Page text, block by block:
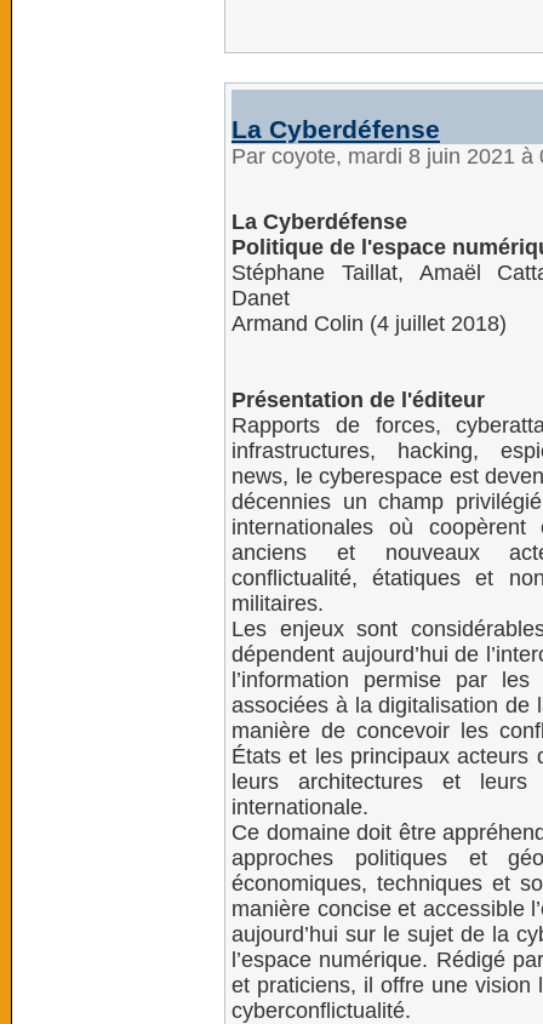
La Cyberdéfense
Par coyote, mardi 8 juin 2021
La Cyberdéfense
Politique de l'espace
Stéphane Taillat, Amaël
Danet
Armand Colin (4 juillet 2018)
Présentation de l'éditeur
Rapports de forces,
infrastructures, hacking,
news, le cyberespace est
décennies un champ
internationales où coopèrent
anciens et nouveaux
conflictualité, étatiques et
militaires.
Les enjeux sont
dépendent aujourd’hui de
l’information permise par
associées à la digitalisation de
manière de concevoir les
États et les principaux acteurs
leurs architectures et
internationale.
Ce domaine doit être
approches politiques et
économiques, techniques et
manière concise et accessible
aujourd’hui sur le sujet de la
l’espace numérique. Rédigé
et praticiens, il offre une vision
cyberconflictualité.